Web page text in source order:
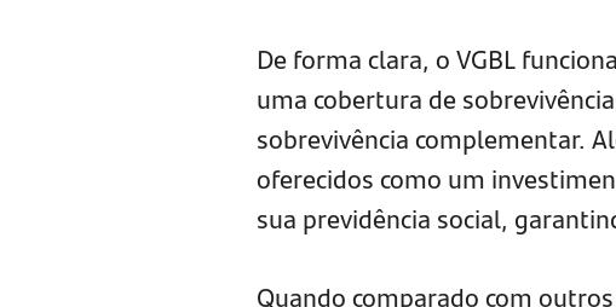
De forma clara, o VGBL
uma cobertura de
sobrevivência complementar.
oferecidos como um
sua previdência social,
Quando comparado com